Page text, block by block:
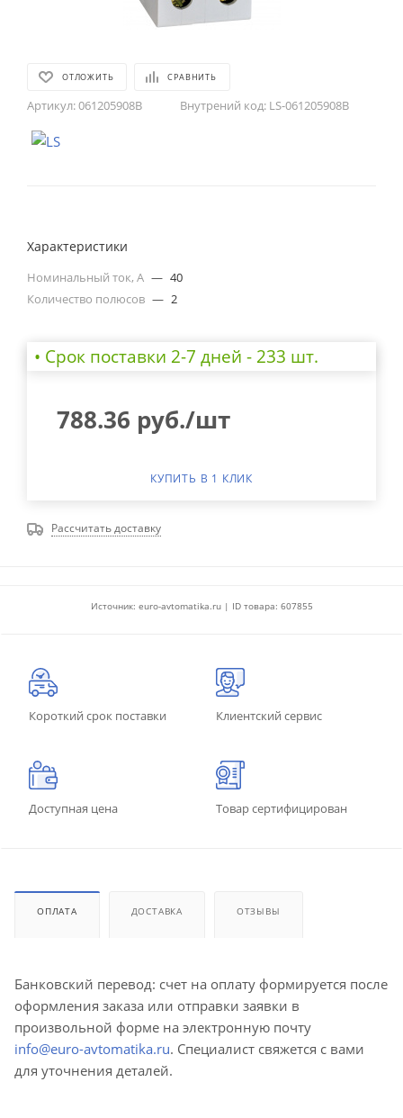
ОТЛОЖИТЬ СРАВНИТЬ
Артикул:061205908B Внутрений код: LS-061205908B
Характеристики
Номинальный ток, А — 40
Количество полюсов — 2
• Cрок поставки 2-7 дней - 233 шт.
788.36 руб./шт
КУПИТЬ В 1 КЛИК
Рассчитать доставку
Источник: euro-avtomatika.ru | ID товара: 607855
Короткий срок поставки Клиентский сервис
Доступная цена Товар сертифицирован
ОПЛАТА ДОСТАВКА ОТЗЫВЫ
Банковский перевод: счет на оплату формируется после
оформления заказа или отправки заявки в
произвольной форме на электронную почту
info@euro-avtomatika.ru. Специалист свяжется с вами
для уточнения деталей.